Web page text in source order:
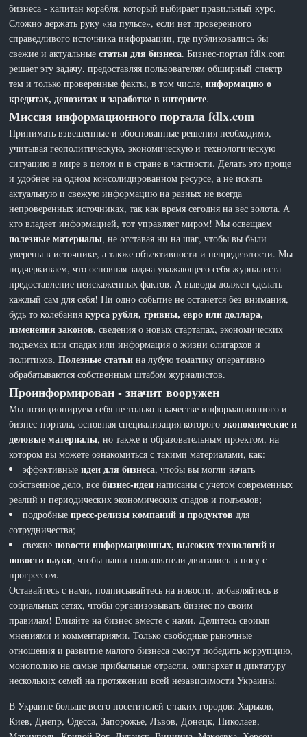
бизнеса - капитан корабля, который выбирает правильный курс.
Сложно держать руку «на пульсе», если нет проверенного
справедливого источника информации, где публиковались бы
свежие и актуальныестатьи для бизнеса. Бизнес-портал fdlx.com
решает эту задачу, предоставляя пользователям обширный спектр
тем и только проверенные факты, в том числе,информацию о
кредитах, депозитах и заработке в интернете.
Миссия информационного портала fdlx.com
Принимать взвешенные и обоснованные решения необходимо,
учитывая геополитическую, экономическую и технологическую
ситуацию в мире в целом и в стране в частности. Делать это проще
и удобнее на одном консолидированном ресурсе, а не искать
актуальную и свежую информацию на разных не всегда
непроверенных источниках, так как время сегодня на вес золота. А
кто владеет информацией, тот управляет миром! Мы освещаем
полезные материалы, не отставая ни на шаг, чтобы вы были
уверены в источнике, а также объективности и непредвзятости. Мы
подчеркиваем, что основная задача уважающего себя журналиста -
предоставление неискаженных фактов. А выводы должен сделать
каждый сам для себя! Ни одно событие не останется без внимания,
будь то колебаниякурса рубля, гривны, евро или доллара,
изменения законов, сведения о новых стартапах, экономических
подъемах или спадах или информация о жизни олигархов и
политиков.Полезные статьи на лубую тематику оперативно
обрабатываются собственным штабом журналистов.
Проинформирован - значит вооружен
Мы позиционируем себя не только в качестве информационного и
бизнес-портала, основная специализация которогоэкономические и
деловые материалы, но также и образовательным проектом, на
котором вы можете ознакомиться с такими материалами, как:
эффективныеидеи для бизнеса, чтобы вы могли начать
собственное дело, всебизнес-идеи написаны с учетом современных
реалий и периодических экономических спадов и подъемов;
подробныепресс-релизы компаний и продуктов для
сотрудничества;
свежиеновости информационных, высоких технологий и
новости науки, чтобы наши пользователи двигались в ногу с
прогрессом.
Оставайтесь с нами, подписывайтесь на новости, добавляйтесь в
социальных сетях, чтобы организовывать бизнес по своим
правилам! Влияйте на бизнес вместе с нами. Делитесь своими
мнениями и комментариями. Только свободные рыночные
отношения и развитие малого бизнеса смогут победить коррупцию,
монополию на самые прибыльные отрасли, олигархат и диктатуру
нескольких семей на протяжении всей независимости Украины.
В Украине больше всего посетителей с таких городов: Харьков,
Киев, Днепр, Одесса, Запорожье, Львов, Донецк, Николаев,